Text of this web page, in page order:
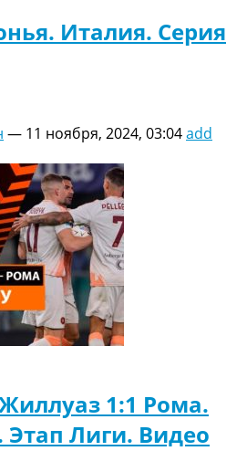
Италия. Серия
— 11 ноября, 2024, 03:04add
1:1 Рома.
Лиги. Видео